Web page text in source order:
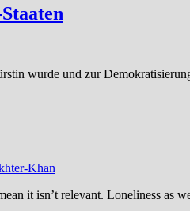
wurde und zur
Khan
it isn’t relevant. Loneliness as